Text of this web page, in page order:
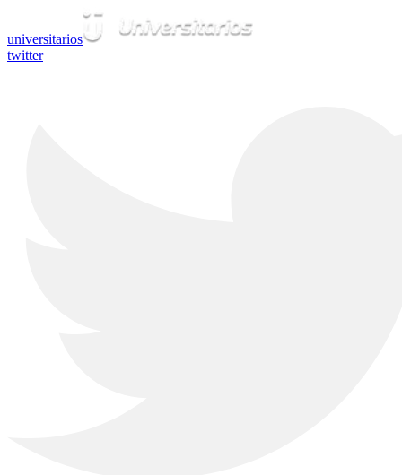
universitarios
twitter